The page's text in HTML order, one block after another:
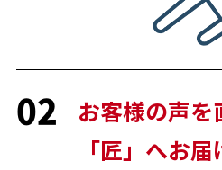
02
お客様の声を
「匠」へお届